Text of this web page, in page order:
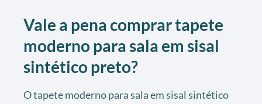
Vale a pena comprar tapete
moderno para sala em sisal
sintético preto?
O tapete moderno para sala em sisal sintético